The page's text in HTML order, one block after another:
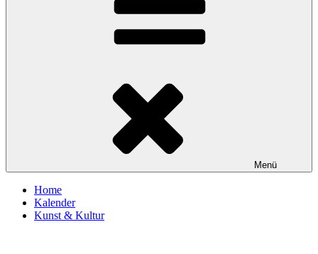
Menü
Home
Kalender
Kunst & Kultur